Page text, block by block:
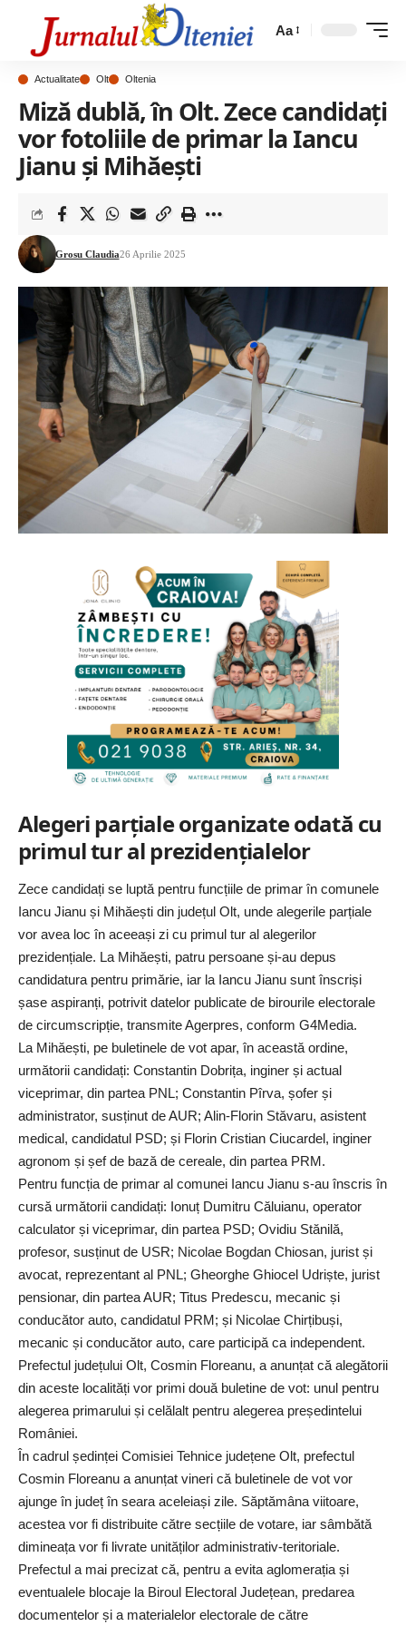
Aa
Actualitate Olt Oltenia
Miză dublă, în Olt. Zece candidați
vor fotoliile de primar la Iancu
Jianu și Mihăești
Grosu Claudia26 Aprilie 2025
Alegeri parțiale organizate odată cu
primul tur al prezidențialelor
Zece candidați se luptă pentru funcțiile de primar în comunele
Iancu Jianu și Mihăești din județul Olt, unde alegerile parțiale
vor avea loc în aceeași zi cu primul tur al alegerilor
prezidențiale. La Mihăești, patru persoane și-au depus
candidatura pentru primărie, iar la Iancu Jianu sunt înscriși
șase aspiranți, potrivit datelor publicate de birourile electorale
de circumscripție, transmite Agerpres, conform G4Media.
La Mihăești, pe buletinele de vot apar, în această ordine,
următorii candidați: Constantin Dobrița, inginer și actual
viceprimar, din partea PNL; Constantin Pîrva, șofer și
administrator, susținut de AUR; Alin-Florin Stăvaru, asistent
medical, candidatul PSD; și Florin Cristian Ciucardel, inginer
agronom și șef de bază de cereale, din partea PRM.
Pentru funcția de primar al comunei Iancu Jianu s-au înscris în
cursă următorii candidați: Ionuț Dumitru Căluianu, operator
calculator și viceprimar, din partea PSD; Ovidiu Stănilă,
profesor, susținut de USR; Nicolae Bogdan Chiosan, jurist și
avocat, reprezentant al PNL; Gheorghe Ghiocel Udriște, jurist
pensionar, din partea AUR; Titus Predescu, mecanic și
conducător auto, candidatul PRM; și Nicolae Chirțibuși,
mecanic și conducător auto, care participă ca independent.
Prefectul județului Olt, Cosmin Floreanu, a anunțat că alegătorii
din aceste localități vor primi două buletine de vot: unul pentru
alegerea primarului și celălalt pentru alegerea președintelui
României.
În cadrul ședinței Comisiei Tehnice județene Olt, prefectul
Cosmin Floreanu a anunțat vineri că buletinele de vot vor
ajunge în județ în seara aceleiași zile. Săptămâna viitoare,
acestea vor fi distribuite către secțiile de votare, iar sâmbătă
dimineața vor fi livrate unităților administrativ-teritoriale.
Prefectul a mai precizat că, pentru a evita aglomerația și
eventualele blocaje la Biroul Electoral Județean, predarea
documentelor și a materialelor electorale de către